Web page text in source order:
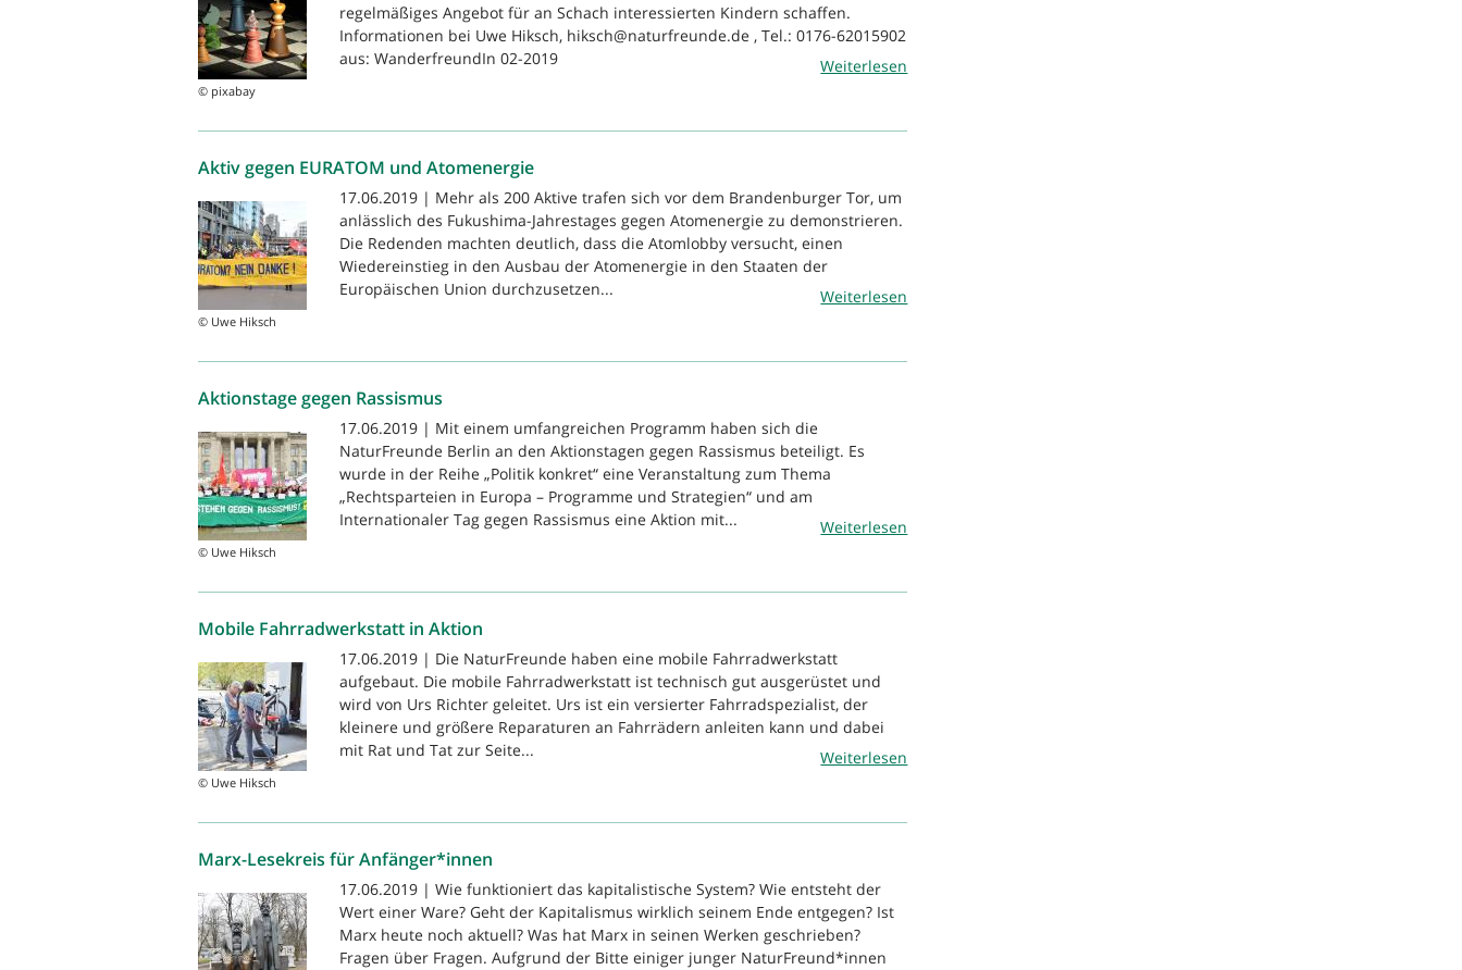
© pixabay
regelmäßiges Angebot für an Schach interessierten Kindern schaffen.
Informationen bei Uwe Hiksch, hiksch@naturfreunde.de , Tel.: 0176-62015902
aus: WanderfreundIn 02-2019
Weiterlesen
Aktiv gegen EURATOM und Atomenergie
© Uwe Hiksch
17.06.2019 | Mehr als 200 Aktive trafen sich vor dem Brandenburger Tor, um
anlässlich des Fukushima-Jahrestages gegen Atomenergie zu demonstrieren.
Die Redenden machten deutlich, dass die Atomlobby versucht, einen
Wiedereinstieg in den Ausbau der Atomenergie in den Staaten der
Europäischen Union durchzusetzen...
Weiterlesen
Aktionstage gegen Rassismus
© Uwe Hiksch
17.06.2019 | Mit einem umfangreichen Programm haben sich die
NaturFreunde Berlin an den Aktionstagen gegen Rassismus beteiligt. Es
wurde in der Reihe „Politik konkret“ eine Veranstaltung zum Thema
„Rechtsparteien in Europa – Programme und Strategien“ und am
Internationaler Tag gegen Rassismus eine Aktion mit...
Weiterlesen
Mobile Fahrradwerkstatt in Aktion
© Uwe Hiksch
17.06.2019 | Die NaturFreunde haben eine mobile Fahrradwerkstatt
aufgebaut. Die mobile Fahrradwerkstatt ist technisch gut ausgerüstet und
wird von Urs Richter geleitet. Urs ist ein versierter Fahrradspezialist, der
kleinere und größere Reparaturen an Fahrrädern anleiten kann und dabei
mit Rat und Tat zur Seite...
Weiterlesen
Marx-Lesekreis für Anfänger*innen
17.06.2019 | Wie funktioniert das kapitalistische System? Wie entsteht der
Wert einer Ware? Geht der Kapitalismus wirklich seinem Ende entgegen? Ist
Marx heute noch aktuell? Was hat Marx in seinen Werken geschrieben?
Fragen über Fragen. Aufgrund der Bitte einiger junger NaturFreund*innen